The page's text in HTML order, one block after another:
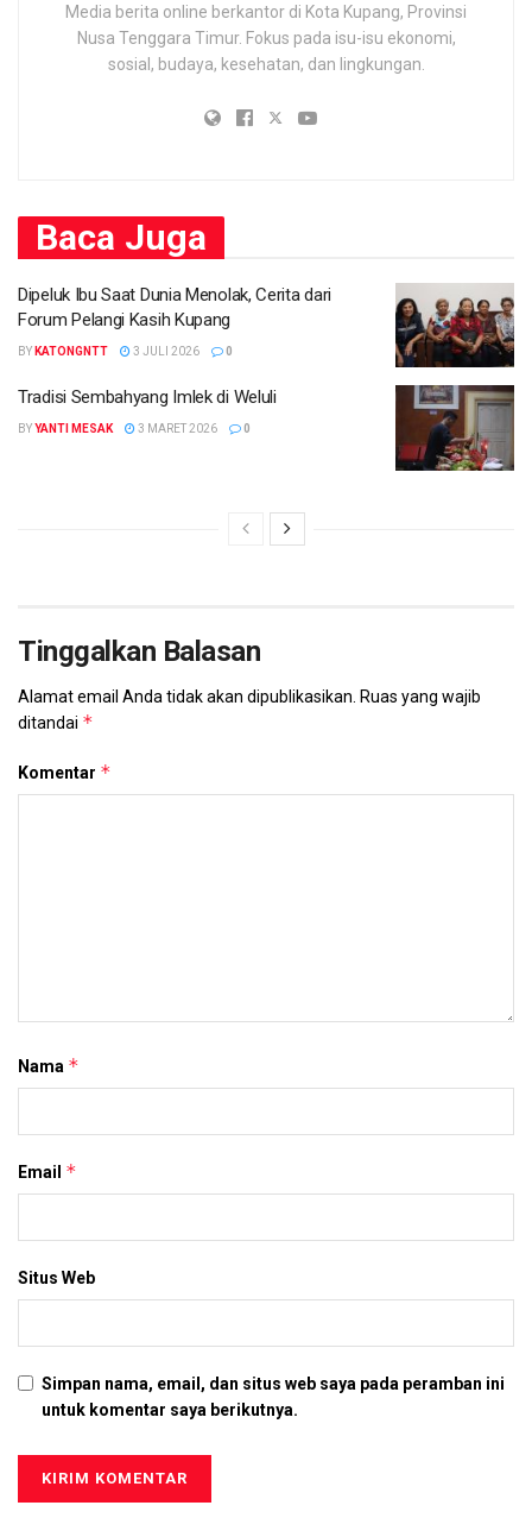
Media berita online berkantor di Kota Kupang, Provinsi
Nusa Tenggara Timur. Fokus pada isu-isu ekonomi,
sosial, budaya, kesehatan, dan lingkungan.
Baca Juga
Dipeluk Ibu Saat Dunia Menolak, Cerita dari
Forum Pelangi Kasih Kupang
BY KATONGNTT 3 JULI 2026 0
Tradisi Sembahyang Imlek di Weluli
BYYANTI MESAK 3 MARET 2026 0
Tinggalkan Balasan
Alamat email Anda tidak akan dipublikasikan. Ruas yang wajib
ditandai *
Komentar *
Nama *
Email *
Situs Web
Simpan nama, email, dan situs web saya pada peramban ini
untuk komentar saya berikutnya.